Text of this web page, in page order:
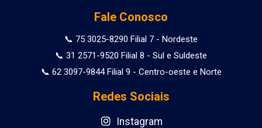
Fale Conosco
📞 75 3025-8290 Filial 7 - Nordeste
📞 31 2571-9520 Filial 8 - Sul e Suldeste
📞 62 3097-9844 Filial 9 - Centro-oeste e Norte
Redes Sociais
Instagram